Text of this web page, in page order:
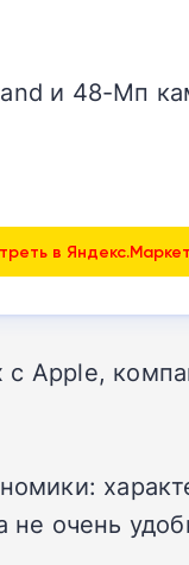
и 48-Мп
в
Apple,
очень